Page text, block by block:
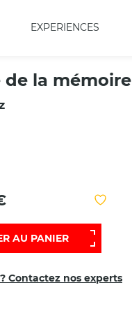
EXPERIENCES
de la mémoire
AU PANIER
Contactez nos experts